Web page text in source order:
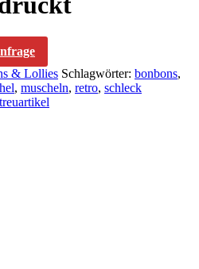
& Lollies Schlagwörter: bonbons,
, muscheln, retro, schleck